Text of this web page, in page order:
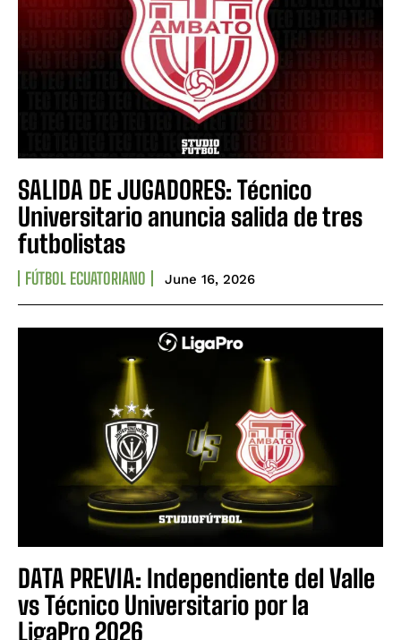
SALIDA DE JUGADORES: Técnico
Universitario anuncia salida de tres
futbolistas
FÚTBOL ECUATORIANO June 16, 2026
DATA PREVIA: Independiente del Valle
vs Técnico Universitario por la
LigaPro 2026